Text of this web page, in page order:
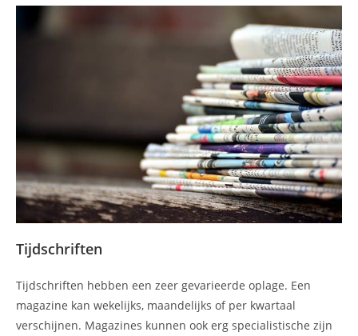
Tijdschriften
Tijdschriften hebben een zeer gevarieerde oplage. Een
magazine kan wekelijks, maandelijks of per kwartaal
verschijnen. Magazines kunnen ook erg specialistische zijn